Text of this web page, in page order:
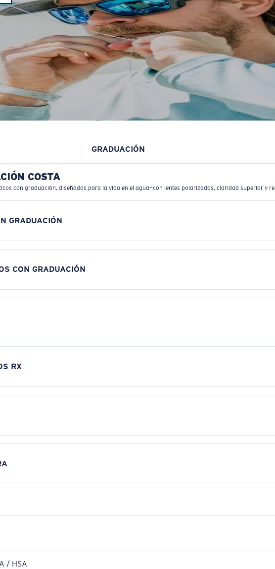
GRADUACIÓN
COSTA
con graduación, diseñados para la vida en el agua—con lentes polarizados, claridad superior y
GRADUACIÓN
CON GRADUACIÓN
RX
/ HSA